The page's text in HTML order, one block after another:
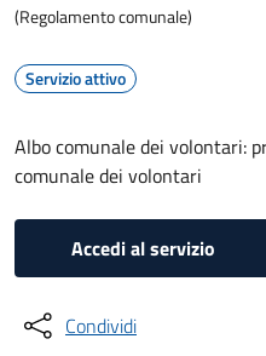
(Regolamento comunale)
Servizio attivo
Albo comunale dei volontari:
comunale dei volontari
Accedi al servizio
Condividi